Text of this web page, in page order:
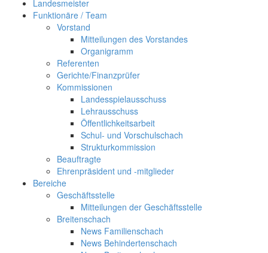
Landesmeister
Funktionäre / Team
Vorstand
Mitteilungen des Vorstandes
Organigramm
Referenten
Gerichte/Finanzprüfer
Kommissionen
Landesspielausschuss
Lehrausschuss
Öffentlichkeitsarbeit
Schul- und Vorschulschach
Strukturkommission
Beauftragte
Ehrenpräsident und -mitglieder
Bereiche
Geschäftsstelle
Mitteilungen der Geschäftsstelle
Breitenschach
News Familienschach
News Behindertenschach